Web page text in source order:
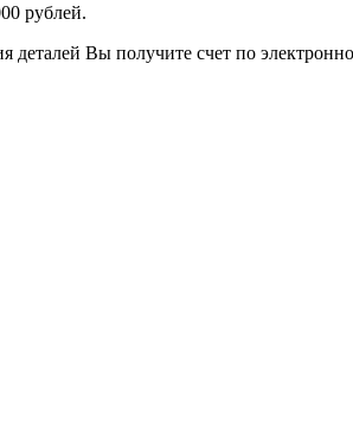
рублей.
деталей Вы получите счет по